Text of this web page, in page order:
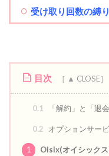
受け取り回数の縛
目次
0.1 「解約」と「退
0.2 オプションサー
1
Oisix(オイシック